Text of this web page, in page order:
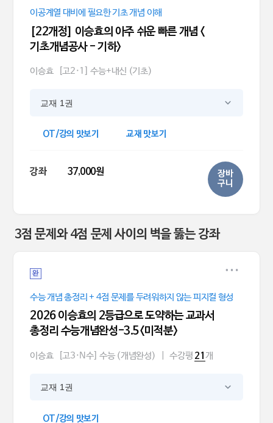
이공계열 대비에 필요한 기초 개념 이해
[22개정] 이승효의 아주 쉬운 빠른 개념 <
기초개념공사 - 기하>
이승효 [고2·1] 수능+내신 (기초)
교재 1권
OT/강의 맛보기 교재 맛보기
강좌 37,000원
장바
구니
3점 문제와 4점 문제 사이의 벽을 뚫는 강좌
완
수능 개념 총정리 + 4점 문제를 두려워하지 않는 피지컬 형성
2026 이승효의 2등급으로 도약하는 교과서
총정리 수능개념완성-3.5<미적분>
이승효 [고3·N수] 수능 (개념완성) 수강평 21 개
교재 1권
OT/강의 맛보기